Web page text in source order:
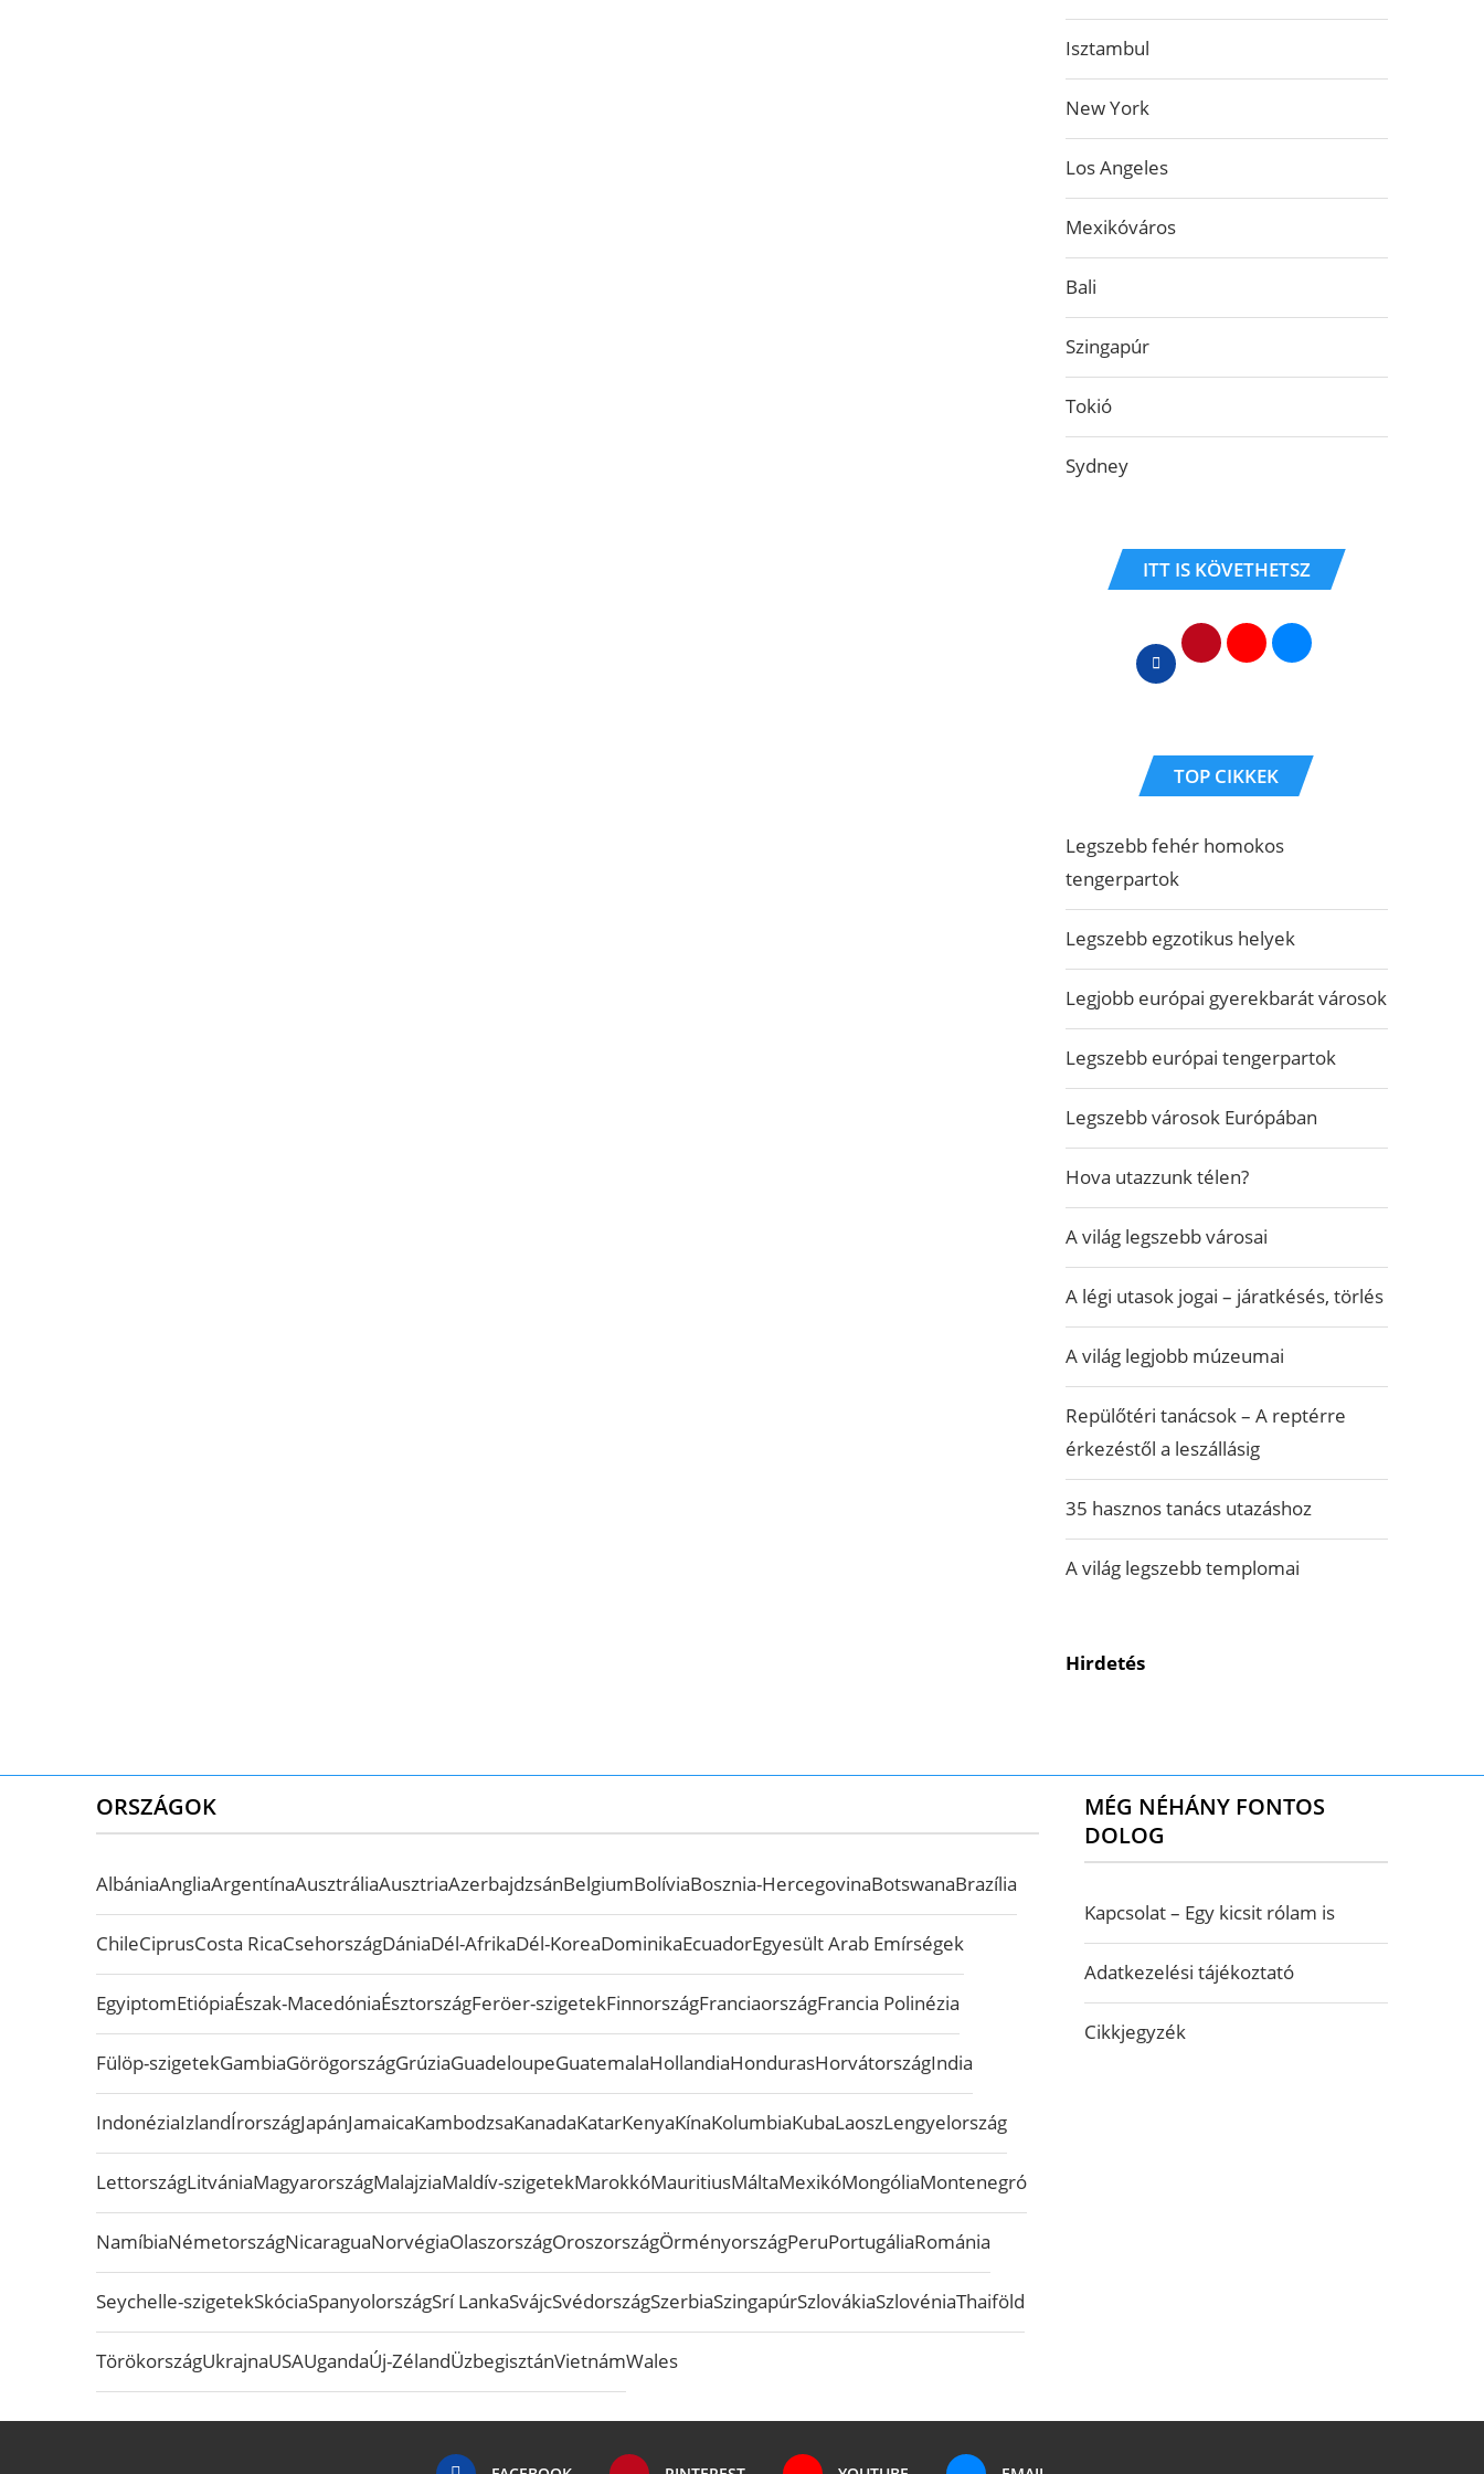
Isztambul
New York
Los Angeles
Mexikóváros
Bali
Szingapúr
Tokió
Sydney
ITT IS KÖVETHETSZ
TOP CIKKEK
Legszebb fehér homokos
tengerpartok
Legszebb egzotikus helyek
Legjobb európai gyerekbarát városok
Legszebb európai tengerpartok
Legszebb városok Európában
Hova utazzunk télen?
A világ legszebb városai
A légi utasok jogai – járatkésés, törlés
A világ legjobb múzeumai
Repülőtéri tanácsok – A reptérre
érkezéstől a leszállásig
35 hasznos tanács utazáshoz
A világ legszebb templomai
Hirdetés
ORSZÁGOK
AlbániaAngliaArgentínaAusztráliaAusztriaAzerbajdzsánBelgiumBolíviaBosznia-HercegovinaBotswanaBrazília
ChileCiprusCosta RicaCsehországDániaDél-AfrikaDél-KoreaDominikaEcuadorEgyesült Arab Emírségek
EgyiptomEtiópiaÉszak-MacedóniaÉsztországFeröer-szigetekFinnországFranciaországFrancia Polinézia
Fülöp-szigetekGambiaGörögországGrúziaGuadeloupeGuatemalaHollandiaHondurasHorvátországIndia
IndonéziaIzlandÍrországJapánJamaicaKambodzsaKanadaKatarKenyaKínaKolumbiaKubaLaoszLengyelország
LettországLitvániaMagyarországMalajziaMaldív-szigetekMarokkóMauritiusMáltaMexikóMongóliaMontenegró
NamíbiaNémetországNicaraguaNorvégiaOlaszországOroszországÖrményországPeruPortugáliaRománia
Seychelle-szigetekSkóciaSpanyolországSrí LankaSvájcSvédországSzerbiaSzingapúrSzlovákiaSzlovéniaThaiföld
TörökországUkrajnaUSAUgandaÚj-ZélandÜzbegisztánVietnámWales
MÉG NÉHÁNY FONTOS
DOLOG
Kapcsolat – Egy kicsit rólam is
Adatkezelési tájékoztató
Cikkjegyzék